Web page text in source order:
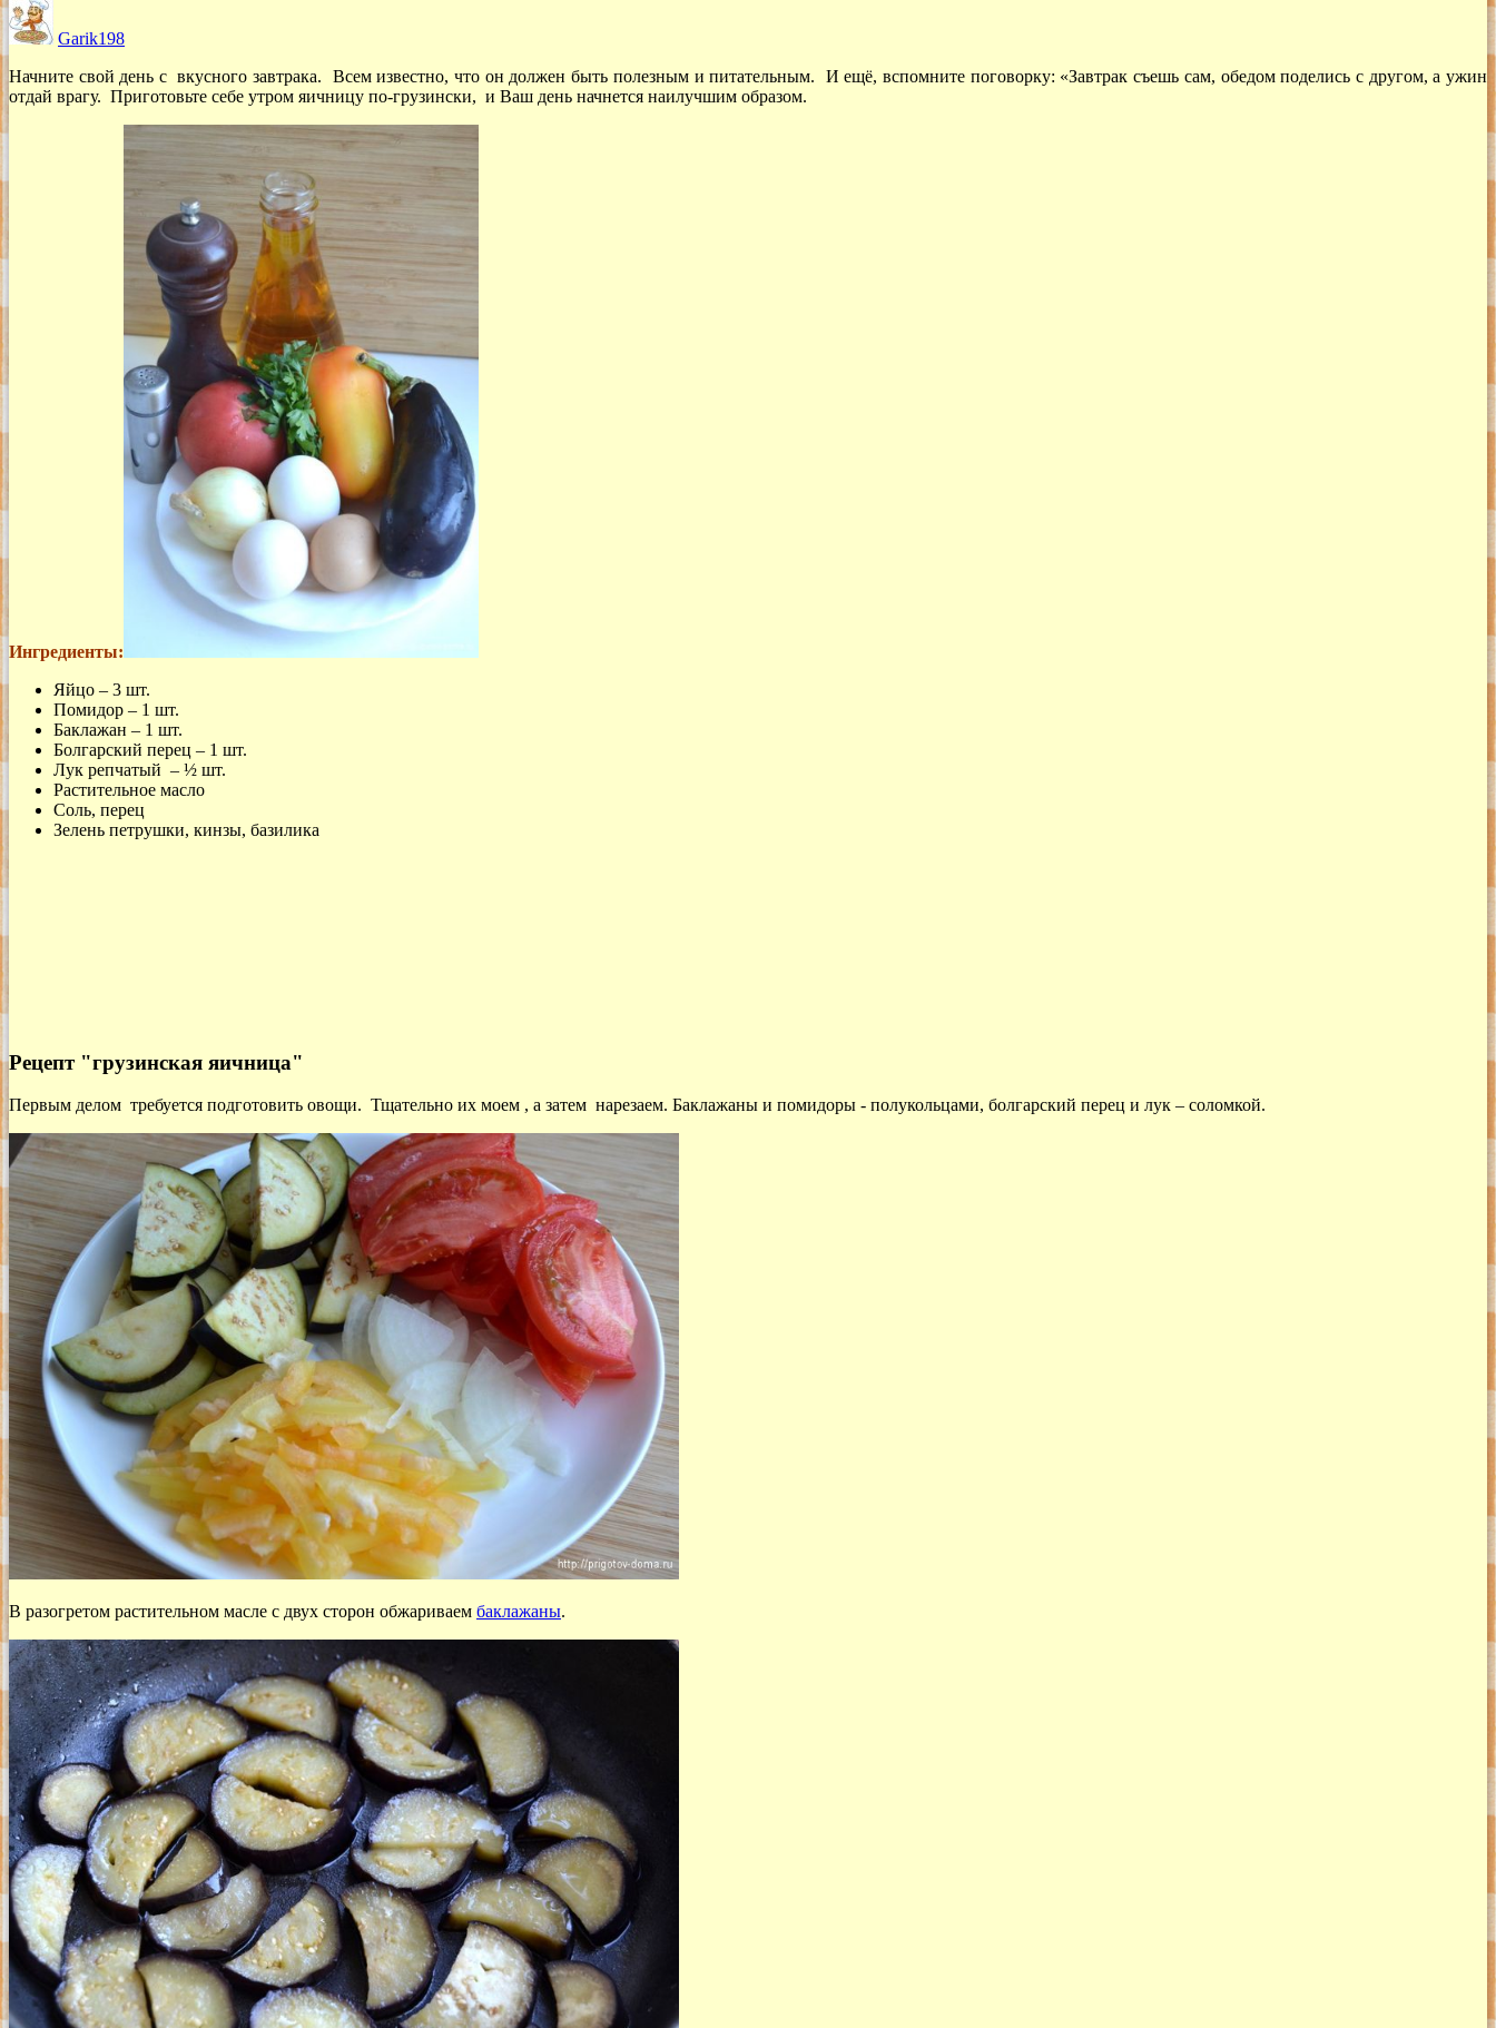
Garik198
Начните свой день с вкусного завтрака. Всем известно, что он должен быть полезным и питательным. И ещё, вспомните поговорку: «Завтрак съешь сам, обедом поделись с другом, а ужин
отдай врагу. Приготовьте себе утром яичницу по-грузински, и Ваш день начнется наилучшим образом.
Ингредиенты:
Яйцо – 3 шт.
Помидор – 1 шт.
Баклажан – 1 шт.
Болгарский перец – 1 шт.
Лук репчатый – ½ шт.
Растительное масло
Соль, перец
Зелень петрушки, кинзы, базилика
Рецепт "грузинская яичница"
Первым делом требуется подготовить овощи. Тщательно их моем , а затем нарезаем. Баклажаны и помидоры - полукольцами, болгарский перец и лук – соломкой.
В разогретом растительном масле с двух сторон обжариваем баклажаны.